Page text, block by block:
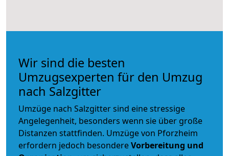
Wir sind die besten
Umzugsexperten für den Umzug
nach Salzgitter
Umzüge nach Salzgitter sind eine stressige
Angelegenheit, besonders wenn sie über große
Distanzen stattfinden. Umzüge von Pforzheim
erfordern jedoch besondereVorbereitung und